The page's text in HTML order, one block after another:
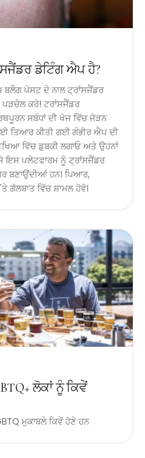
ਡੇਟਿੰਗ ਐਪ ਹੈ?
ਬਲੌਗ ਪੋਸਟ ਦੇ ਨਾਲ ਟ੍ਰਾਂਸਜੈਂਡਰ
ਕਰੋ! ਟਰਾਂਸਜੈਂਡਰ
ਸਬੰਧਾਂ ਦੀ ਖੋਜ ਵਿੱਚ ਜੋੜਨ
ਤਿਆਰ ਕੀਤੀ ਗਈ ਗੰਭੀਰ ਐਪ ਦੀ
ਵਿੱਚ ਡੁਬਕੀ ਲਗਾਓ ਅਤੇ ਉਹਨਾਂ
ਇਸ ਪਲੇਟਫਾਰਮ ਨੂੰ ਟ੍ਰਾਂਸਜੈਂਡਰ
ਬਣਾਉਂਦੀਆਂ ਹਨ। ਪਿਆਰ,
ਗੱਲਬਾਤ ਵਿੱਚ ਸ਼ਾਮਲ ਹੋਵੋ।
ਲੋਕਾਂ ਨੂੰ ਕਿਵੇਂ
ਮੁਕਾਬਲੇ ਕਿਵੇਂ ਹੋਣੇ ਹਨ